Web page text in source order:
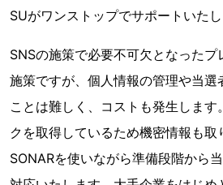
SUがワンストップでサポートいたし
SNSの施策で必要不可欠となった
施策ですが、個人情報の管理や当選
ことは難しく、コストも発生します
クを取得しているため機密情報も取
SONARを使いながら準備段階から